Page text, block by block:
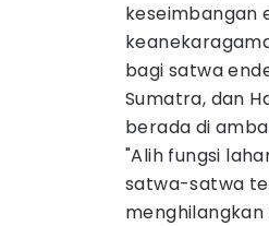
keseimbangan
bagi satwa
Sumatra, dan
berada di
"Alih fungsi
satwa-satwa